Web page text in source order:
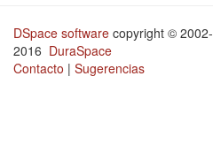
DSpace software copyright © 2002-
2016 DuraSpace
Contacto | Sugerencias